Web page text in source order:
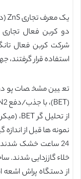
شرکت کربن فعال
استفاده قرار
تعیین مشخصات پودر.
خلاء گاززدایی شدند.